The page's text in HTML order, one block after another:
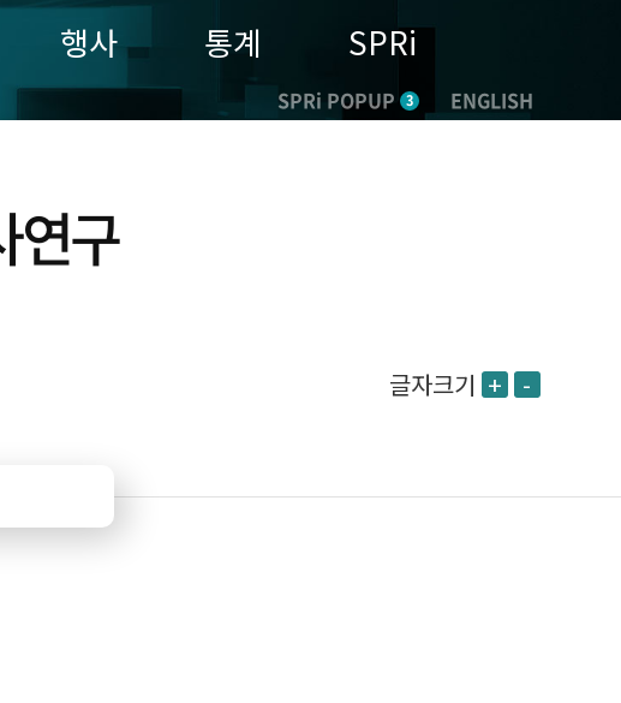
행사 통계 SPRi
SPRi POPUP 3 ENGLISH
연구
글자크기 + -